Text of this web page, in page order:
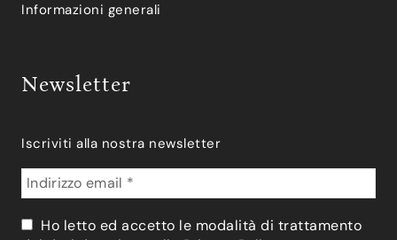
Informazioni generali
Newsletter
Iscriviti alla nostra newsletter
Ho letto ed accetto le modalità di trattamento